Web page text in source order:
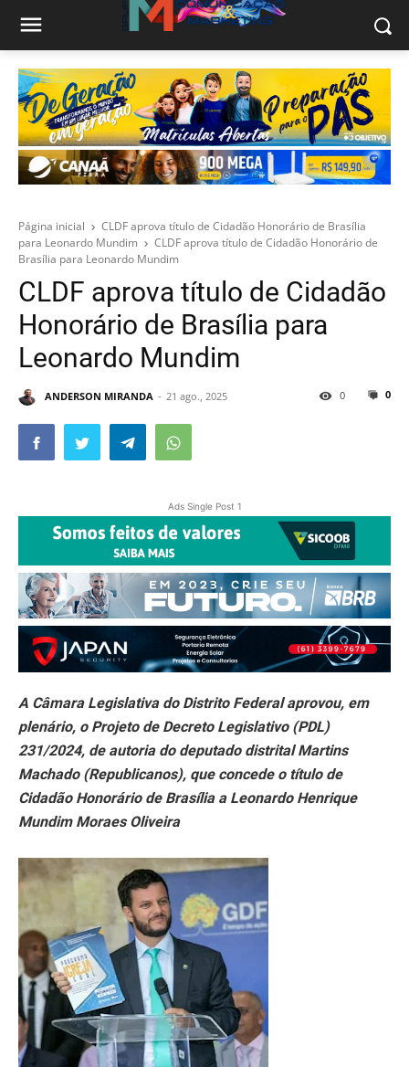
Página inicial
CLDF aprova título de Cidadão Honorário de Brasília
para Leonardo Mundim
CLDF aprova título de Cidadão Honorário de
Brasília para Leonardo Mundim
CLDF aprova título de Cidadão
Honorário de Brasília para
Leonardo Mundim
ANDERSON MIRANDA 21 ago., 2025 0
0
Ads Single Post 1
A Câmara Legislativa do Distrito Federal aprovou, em
plenário, o Projeto de Decreto Legislativo (PDL)
231/2024, de autoria do deputado distrital Martins
Machado (Republicanos), que concede o título de
Cidadão Honorário de Brasília a Leonardo Henrique
Mundim Moraes Oliveira